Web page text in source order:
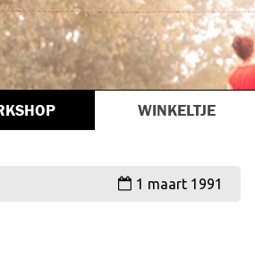
WINKELTJE
1 maart 1991